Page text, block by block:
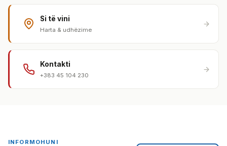
Si të vini
Harta & udhëzime
Kontakti
+383 45 104 230
INFORMOHUNI